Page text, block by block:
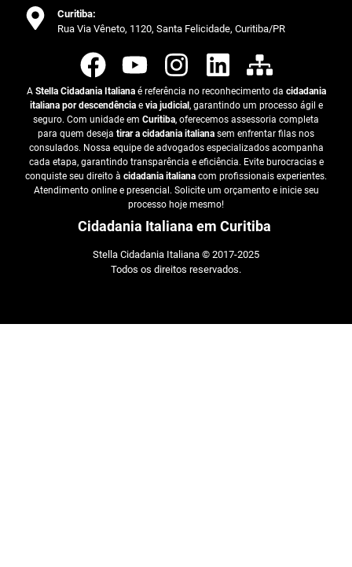
Curitiba:
Rua Via Vêneto, 1120, Santa Felicidade, Curitiba/PR
A Stella Cidadania Italianaé referência no reconhecimento da cidadania
italiana por descendênciae via judicial , garantindo um processo ágil e
seguro. Com unidade em Curitiba, oferecemos assessoria completa
para quem deseja tirar a cidadania italiana sem enfrentar filas nos
consulados. Nossa equipe de advogados especializados acompanha
cada etapa, garantindo transparência e eficiência. Evite burocracias e
conquiste seu direito à cidadania italiana com profissionais experientes.
Atendimento online e presencial. Solicite um orçamento e inicie seu
processo hoje mesmo!
Cidadania Italiana em Curitiba
Stella Cidadania Italiana © 2017-2025
Todos os direitos reservados.